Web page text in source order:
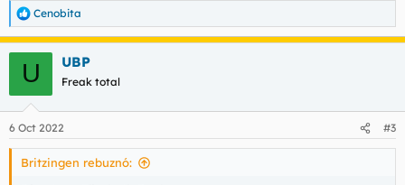
R
e
a
e
s
Cenobita
U UBP
Freak total
6 Oct 2022 #3
Britzingen rebuznó: